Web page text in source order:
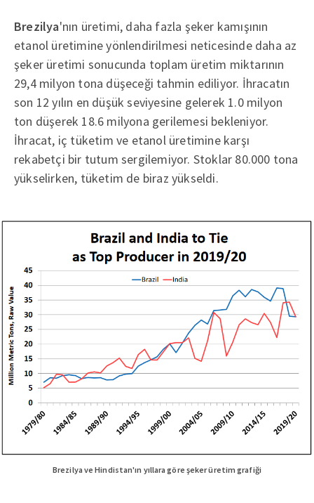
Brezilya'nın üretimi, daha fazla şeker kamışının
etanol üretimine yönlendirilmesi neticesinde daha az
şeker üretimi sonucunda toplam üretim miktarının
29,4 milyon tona düşeceği tahmin ediliyor. İhracatın
son 12 yılın en düşük seviyesine gelerek 1.0 milyon
ton düşerek 18.6 milyona gerilemesi bekleniyor.
İhracat, iç tüketim ve etanol üretimine karşı
rekabetçi bir tutum sergilemiyor. Stoklar 80.000 tona
yükselirken, tüketim de biraz yükseldi.
Brezilya ve Hindistan'ın yıllara göre şeker üretim grafiği